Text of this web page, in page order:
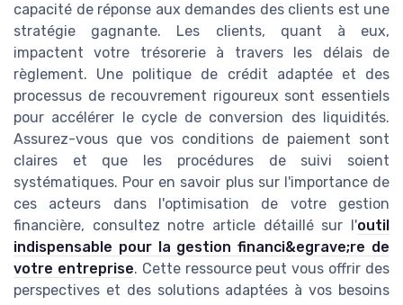
capacité de réponse aux demandes des clients est une
stratégie gagnante. Les clients, quant à eux,
impactent votre trésorerie à travers les délais de
règlement. Une politique de crédit adaptée et des
processus de recouvrement rigoureux sont essentiels
pour accélérer le cycle de conversion des liquidités.
Assurez-vous que vos conditions de paiement sont
claires et que les procédures de suivi soient
systématiques. Pour en savoir plus sur l'importance de
ces acteurs dans l'optimisation de votre gestion
financière, consultez notre article détaillé sur l'outil
indispensable pour la gestion financi&egrave;re de
votre entreprise. Cette ressource peut vous offrir des
perspectives et des solutions adaptées à vos besoins